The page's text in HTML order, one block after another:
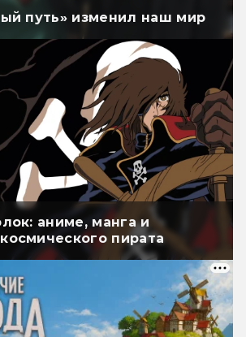
путь» изменил наш мир
аниме, манга и
пирата